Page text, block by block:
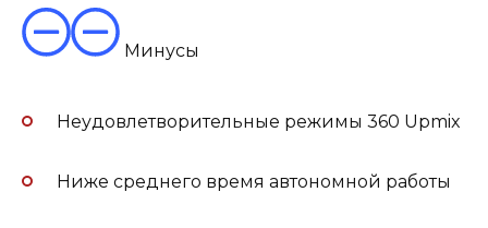
Минусы
Неудовлетворительные режимы 360 Upmix
Ниже среднего время автономной работы